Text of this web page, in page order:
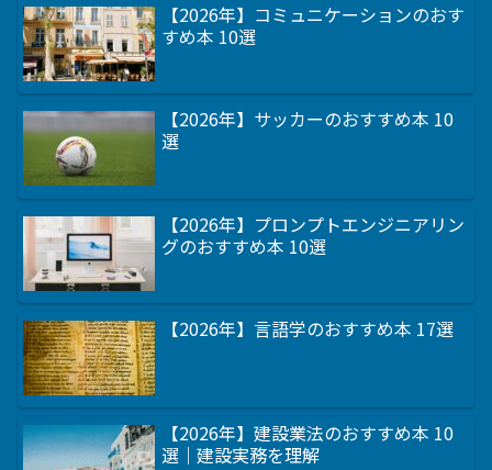
【2026年】コミュニケーションのおす
すめ本 10選
【2026年】サッカーのおすすめ本 10
選
【2026年】プロンプトエンジニアリン
グのおすすめ本 10選
【2026年】言語学のおすすめ本 17選
【2026年】建設業法のおすすめ本 10
選｜建設実務を理解